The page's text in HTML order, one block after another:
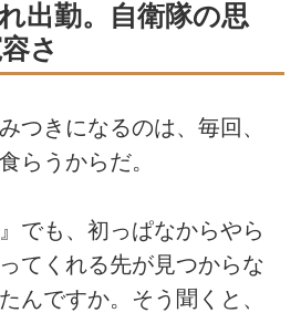
出勤。自衛隊の思
さ
つきになるのは、毎回、
らうからだ。
でも、初っぱなからやら
てくれる先が見つからな
んですか。そう聞くと、